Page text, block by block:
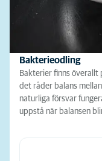
Bakterieodling
Bakterier finns överallt
det råder balans
naturliga försvar
uppstå när balansen